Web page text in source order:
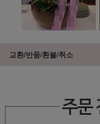
교환/반품/환불/취소